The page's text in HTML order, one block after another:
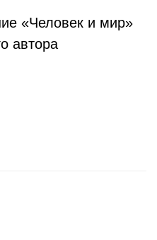
«Человек и мир»
автора